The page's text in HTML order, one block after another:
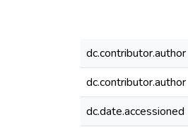
dc.contributor.author
dc.contributor.author
dc.date.accessioned